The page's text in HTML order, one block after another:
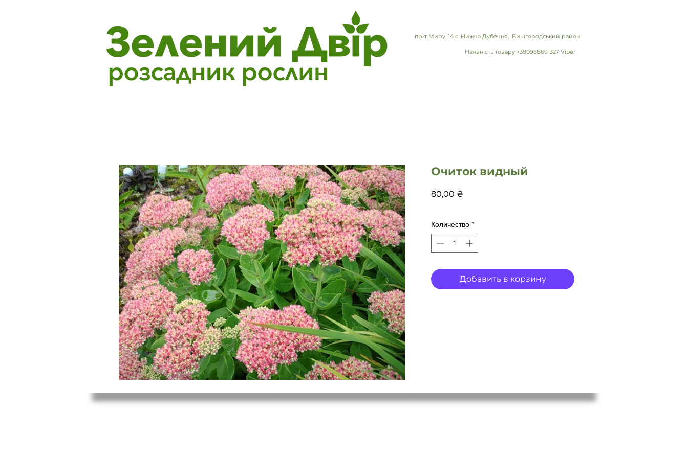
пр-т Миру, 14 с. Нижча Дубечня, Вишгородський район
Наявність товару +380988691327 Viber
Очиток видный
80,00 ₴
Количество *
Добавить в корзину